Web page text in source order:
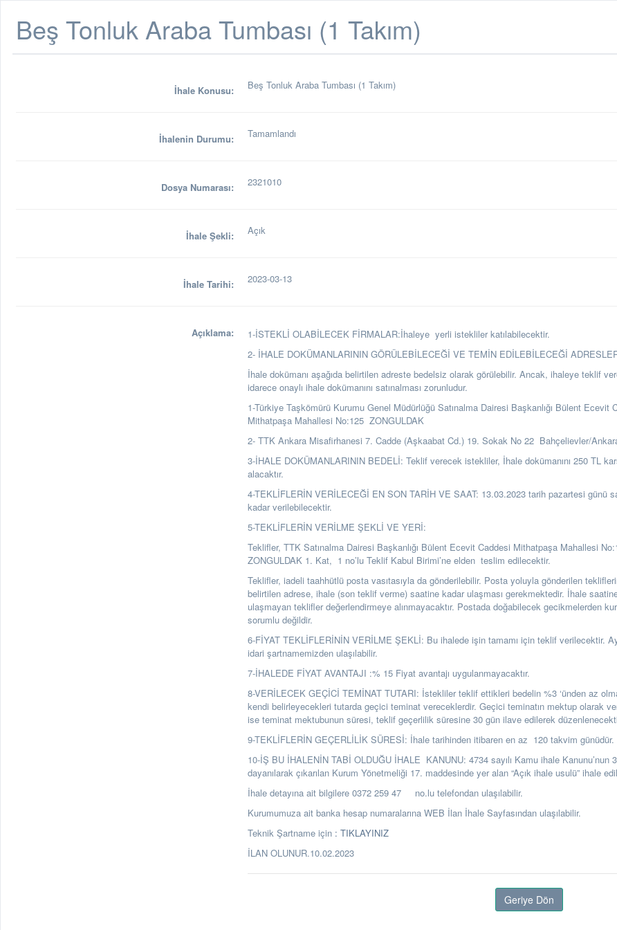
Beş Tonluk Araba Tumbası (1 Takım)
İhale Konusu: Beş Tonluk Araba Tumbası (1 Takım)
İhalenin Durumu: Tamamlandı
Dosya Numarası: 2321010
İhale Şekli: Açık
İhale Tarihi: 2023-03-13
Açıklama:
1-İSTEKLİ OLABİLECEK FİRMALAR:İhaleye yerli istekliler katılabilecektir.
2- İHALE DOKÜMANLARININ GÖRÜLEBİLECEĞİ VE TEMİN EDİLEBİLECEĞİ
İhale dokümanı aşağıda belirtilen adreste bedelsiz olarak görülebilir. Ancak, ihaleye teklif
idarece onaylı ihale dokümanını satınalması zorunludur.
1-Türkiye Taşkömürü Kurumu Genel Müdürlüğü Satınalma Dairesi Başkanlığı Bülent Ecevit
Mithatpaşa Mahallesi No:125 ZONGULDAK
2- TTK Ankara Misafirhanesi 7. Cadde (Aşkaabat Cd.) 19. Sokak No 22 Bahçelievler/
3-İHALE DOKÜMANLARININ BEDELİ: Teklif verecek istekliler, İhale dokümanını 250 TL
alacaktır.
4-TEKLİFLERİN VERİLECEĞİ EN SON TARİH VE SAAT: 13.03.2023 tarih pazartesi günü
kadar verilebilecektir.
5-TEKLİFLERİN VERİLME ŞEKLİ VE YERİ:
Teklifler, TTK Satınalma Dairesi Başkanlığı Bülent Ecevit Caddesi Mithatpaşa Mahallesi
ZONGULDAK 1. Kat, 1 no’lu Teklif Kabul Birimi’ne elden teslim edilecektir.
Teklifler, iadeli taahhütlü posta vasıtasıyla da gönderilebilir. Posta yoluyla gönderilen
belirtilen adrese, ihale (son teklif verme) saatine kadar ulaşması gerekmektedir. İhale
ulaşmayan teklifler değerlendirmeye alınmayacaktır. Postada doğabilecek gecikmelerden
sorumlu değildir.
6-FİYAT TEKLİFLERİNİN VERİLME ŞEKLİ: Bu ihalede işin tamamı için teklif verilecektir.
idari şartnamemizden ulaşılabilir.
7-İHALEDE FİYAT AVANTAJI :% 15 Fiyat avantajı uygulanmayacaktır.
8-VERİLECEK GEÇİCİ TEMİNAT TUTARI: İstekliler teklif ettikleri bedelin %3 ‘ünden az
kendi belirleyecekleri tutarda geçici teminat vereceklerdir. Geçici teminatın mektup olarak
ise teminat mektubunun süresi, teklif geçerlilik süresine 30 gün ilave edilerek
9-TEKLİFLERİN GEÇERLİLİK SÜRESİ: İhale tarihinden itibaren en az 120 takvim günüdür.
10-İŞ BU İHALENİN TABİ OLDUĞU İHALE KANUNU: 4734 sayılı Kamu ihale Kanunu’nun
dayanılarak çıkarılan Kurum Yönetmeliği 17. maddesinde yer alan “Açık ihale usulü” ihale
İhale detayına ait bilgilere 0372 259 47 no.lu telefondan ulaşılabilir.
Kurumumuza ait banka hesap numaralarına WEB İlan İhale Sayfasından ulaşılabilir.
Teknik Şartname için: TIKLAYINIZ
İLAN OLUNUR.10.02.2023
Geriye Dön